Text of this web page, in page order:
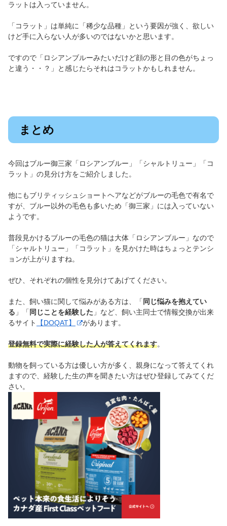
ラットは入っていません。
「コラット」は単純に「稀少な品種」という要因が強く、欲しい
けど手に入らない人が多いのではないかと思います。
ですので「ロシアンブルーみたいだけど顔の形と目の色がちょっ
と違う・・？」と感じたらそれはコラットかもしれません。
まとめ
今回はブルー御三家「ロシアンブルー」「シャルトリュー」「コ
ラット」の見分け方をご紹介しました。
他にもブリティッシュショートヘアなどがブルーの毛色で有名で
すが、ブルー以外の毛色も多いため「御三家」には入っていない
ようです。
普段見かけるブルーの毛色の猫は大体「ロシアンブルー」なので
「シャルトリュー」「コラット」を見かけた時はちょっとテンシ
ョンが上がりますね。
ぜひ、それぞれの個性を見分けてあげてください。
また、飼い猫に関して悩みがある方は、「 同じ悩みを抱えてい
る 」「 同じことを経験した 」など、飼い主同士で情報交換が出来
るサイト
【DOQAT】 があります。
登録無料で実際に経験した人が答えてくれます。
動物を飼っている方は優しい方が多く、親身になって答えてくれ
ますので、経験した生の声を聞きたい方はぜひ登録してみてくだ
さい。